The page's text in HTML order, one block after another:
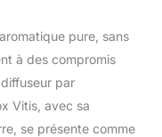
pure, sans
à des compromis
par
Vitis, avec sa
se présente comme